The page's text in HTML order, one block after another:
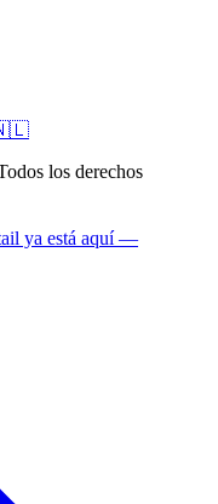
los derechos
ya está aquí —